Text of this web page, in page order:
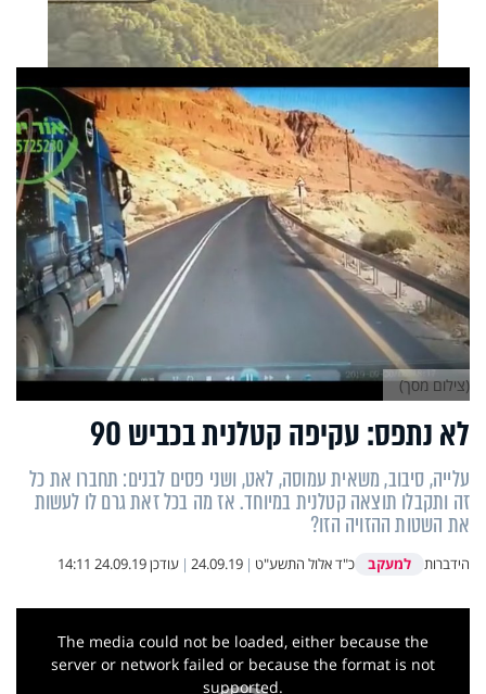
לא נתפס: עקיפה קטלנית בכביש 90
עלייה, סיבוב, משאית עמוסה, לאט, ושני פסים לבנים: תחברו את כל
זה ותקבלו תוצאה קטלנית במיוחד. אז מה בכל זאת גרם לו לעשות
את השטות ההזויה הזו?
הידברות למעקב כ"ד אלול התשע"ט |
24.09.19
| עודכן24.09.19 14:11
(צילום מסך)
This
The media could not be loaded, either because the
server or network failed or because the format is not
supported.